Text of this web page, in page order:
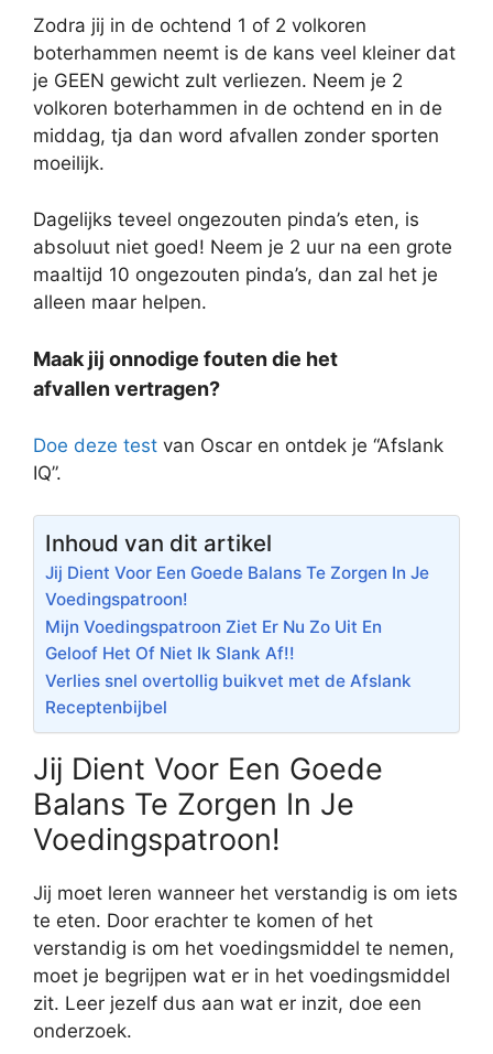
Zodra jij in de ochtend 1 of 2 volkoren
boterhammen neemt is de kans veel kleiner dat
je GEEN gewicht zult verliezen. Neem je 2
volkoren boterhammen in de ochtend en in de
middag, tja dan word afvallen zonder sporten
moeilijk.
Dagelijks teveel ongezouten pinda’s eten, is
absoluut niet goed! Neem je 2 uur na een grote
maaltijd 10 ongezouten pinda’s, dan zal het je
alleen maar helpen.
Maak jij onnodige fouten die het
afvallen vertragen?
Doe deze test van Oscar en ontdek je “Afslank
IQ”.
Inhoud van dit artikel
Jij Dient Voor Een Goede Balans Te Zorgen In Je
Voedingspatroon!
Mijn Voedingspatroon Ziet Er Nu Zo Uit En
Geloof Het Of Niet Ik Slank Af!!
Verlies snel overtollig buikvet met de Afslank
Receptenbijbel
Jij Dient Voor Een Goede
Balans Te Zorgen In Je
Voedingspatroon!
Jij moet leren wanneer het verstandig is om iets
te eten. Door erachter te komen of het
verstandig is om het voedingsmiddel te nemen,
moet je begrijpen wat er in het voedingsmiddel
zit. Leer jezelf dus aan wat er inzit, doe een
onderzoek.